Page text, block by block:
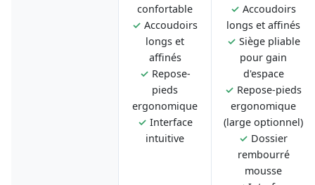
confortable
✓ Accoudoirs
longs et
affinés
✓ Repose-
pieds
ergonomique
✓ Interface
intuitive
✓ Accoudoirs
longs et affinés
✓ Siège pliable
pour gain
d'espace
✓ Repose-pieds
ergonomique
(large optionnel)
✓ Dossier
rembourré
mousse